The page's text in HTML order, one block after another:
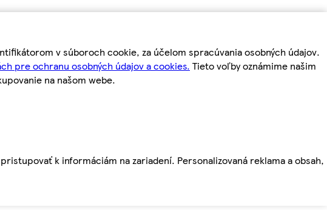
v súboroch cookie, za účelom spracúvania osobných údajov.
pre ochranu osobných údajov a cookies. Tieto voľby oznámime našim
na našom webe.
k informáciám na zariadení. Personalizovaná reklama a obsah,